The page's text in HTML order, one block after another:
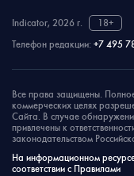
Indicator, 2026 г.
18+
Телефон редакции: +7 495
Все права защищены.
коммерческих целях
Сайта. В случае
привлечены к
законодательством
На информационном
соответствии с Правилами